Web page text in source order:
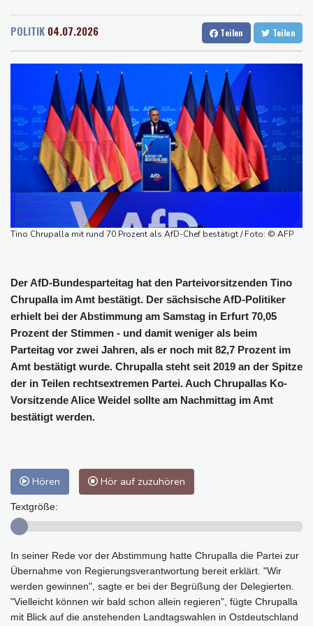
Dresden
Wien
23 °C
Baden-Baden
13 °C
überrollt und getötet
Nach Tod von 37-Jähriger in Hessen: Tatverdächtiger wieder auf
freiem Fuß
Deutschlands Exporte im Juni leicht gestiegen
Ungenügender Schutz von Kindern: Meta muss in den USA 567
Millionen Dollar zahlen
Argentinien: Polizei geht mit Tränengas und Gummigeschossen
gegen Proteste vor
WNBA: Toronto bleibt trotz starker Sabally in der Krise
Grindel erwartet nahendes Ende der Ära Infantino
POLITIK 04.07.2026 Teilen Teilen
Tino Chrupalla mit rund 70 Prozent als AfD-Chef bestätigt / Foto: © AFP
Der AfD-Bundesparteitag hat den Parteivorsitzenden Tino
Chrupalla im Amt bestätigt. Der sächsische AfD-Politiker
erhielt bei der Abstimmung am Samstag in Erfurt 70,05
Prozent der Stimmen - und damit weniger als beim
Parteitag vor zwei Jahren, als er noch mit 82,7 Prozent im
Amt bestätigt wurde. Chrupalla steht seit 2019 an der Spitze
der in Teilen rechtsextremen Partei. Auch Chrupallas Ko-
Vorsitzende Alice Weidel sollte am Nachmittag im Amt
bestätigt werden.
Hören Hör auf zuzuhören
Textgröße:
In seiner Rede vor der Abstimmung hatte Chrupalla die Partei zur
Übernahme von Regierungsverantwortung bereit erklärt. "Wir
werden gewinnen", sagte er bei der Begrüßung der Delegierten.
"Vielleicht können wir bald schon allein regieren", fügte Chrupalla
mit Blick auf die anstehenden Landtagswahlen in Ostdeutschland